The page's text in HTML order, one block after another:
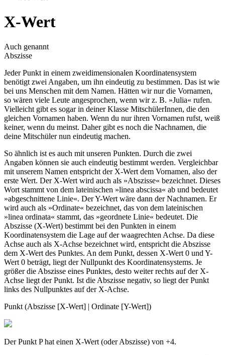
X-Wert
Auch genannt
Abszisse
Jeder Punkt in einem zweidimensionalen Koordinatensystem
benötigt zwei Angaben, um ihn eindeutig zu bestimmen. Das ist wie
bei uns Menschen mit dem Namen. Hätten wir nur die Vornamen,
so wären viele Leute angesprochen, wenn wir z. B. »Julia« rufen.
Vielleicht gibt es sogar in deiner Klasse MitschülerInnen, die den
gleichen Vornamen haben. Wenn du nur ihren Vornamen rufst, weiß
keiner, wenn du meinst. Daher gibt es noch die Nachnamen, die
deine Mitschüler nun eindeutig machen.
So ähnlich ist es auch mit unseren Punkten. Durch die zwei
Angaben können sie auch eindeutig bestimmt werden. Vergleichbar
mit unserem Namen entspricht der X-Wert dem Vornamen, also der
erste Wert. Der X-Wert wird auch als »Abszisse« bezeichnet. Dieses
Wort stammt von dem lateinischen »linea abscissa« ab und bedeutet
»abgeschnittene Linie«. Der Y-Wert wäre dann der Nachnamen. Er
wird auch als »Ordinate« bezeichnet, das von dem lateinischen
»linea ordinata« stammt, das »geordnete Linie« bedeutet. Die
Abszisse (X-Wert) bestimmt bei den Punkten in einem
Koordinatensystem die Lage auf der waagrechten Achse. Da diese
Achse auch als X-Achse bezeichnet wird, entspricht die Abszisse
dem X-Wert des Punktes. An dem Punkt, dessen X-Wert 0 und Y-
Wert 0 beträgt, liegt der Nullpunkt des Koordinatensystems. Je
größer die Abszisse eines Punktes, desto weiter rechts auf der X-
Achse liegt der Punkt. Ist die Abszisse negativ, so liegt der Punkt
links des Nullpunktes auf der X-Achse.
Punkt (Abszisse [X-Wert] | Ordinate [Y-Wert])
Der Punkt P hat einen X-Wert (oder Abszisse) von +4.